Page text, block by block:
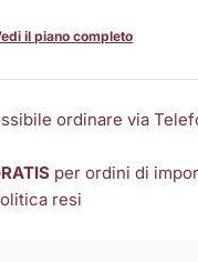
il piano completo
ordinare via
per ordini di
resi